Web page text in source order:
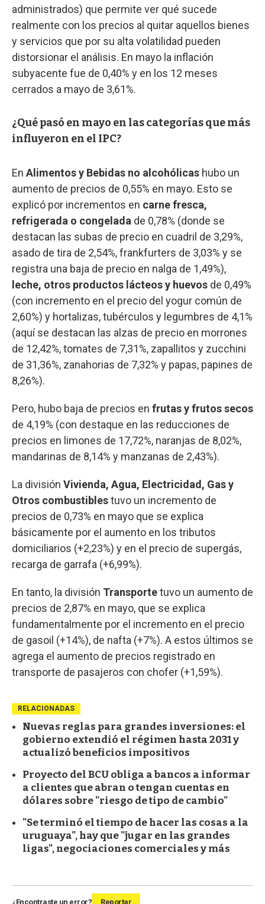
administrados) que permite ver qué sucede
realmente con los precios al quitar aquellos bienes
y servicios que por su alta volatilidad pueden
distorsionar el análisis. En mayo la inflación
subyacente fue de 0,40% y en los 12 meses
cerrados a mayo de 3,61%.
¿Qué pasó en mayo en las categorías que más
influyeron en el IPC?
En Alimentos y Bebidas no alcohólicas hubo un
aumento de precios de 0,55% en mayo. Esto se
explicó por incrementos en carne fresca,
refrigerada o congelada de 0,78% (donde se
destacan las subas de precio en cuadril de 3,29%,
asado de tira de 2,54%, frankfurters de 3,03% y se
registra una baja de precio en nalga de 1,49%),
leche, otros productos lácteos y huevos de 0,49%
(con incremento en el precio del yogur común de
2,60%) y hortalizas, tubérculos y legumbres de 4,1%
(aquí se destacan las alzas de precio en morrones
de 12,42%, tomates de 7,31%, zapallitos y zucchini
de 31,36%, zanahorias de 7,32% y papas, papines de
8,26%).
Pero, hubo baja de precios en frutas y frutos secos
de 4,19% (con destaque en las reducciones de
precios en limones de 17,72%, naranjas de 8,02%,
mandarinas de 8,14% y manzanas de 2,43%).
La división Vivienda, Agua, Electricidad, Gas y
Otros combustiblestuvo un incremento de
precios de 0,73% en mayo que se explica
básicamente por el aumento en los tributos
domiciliarios (+2,23%) y en el precio de supergás,
recarga de garrafa (+6,99%).
En tanto, la división Transportetuvo un aumento de
precios de 2,87% en mayo, que se explica
fundamentalmente por el incremento en el precio
de gasoil (+14%), de nafta (+7%). A estos últimos se
agrega el aumento de precios registrado en
transporte de pasajeros con chofer (+1,59%).
RELACIONADAS
Nuevas reglas para grandes inversiones: el
gobierno extendió el régimen hasta 2031 y
actualizó beneficios impositivos
Proyecto del BCU obliga a bancos a informar
a clientes que abran o tengan cuentas en
dólares sobre "riesgo de tipo de cambio"
"Se terminó el tiempo de hacer las cosas a la
uruguaya", hay que "jugar en las grandes
ligas", negociaciones comerciales y más
¿Encontraste un error? Reportar